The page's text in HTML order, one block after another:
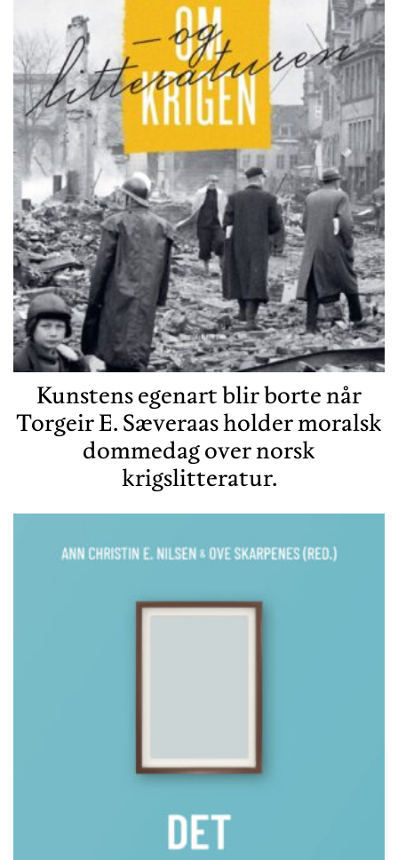
Kunstens egenart blir borte når
Torgeir E. Sæveraas holder moralsk
dommedag over norsk
krigslitteratur.